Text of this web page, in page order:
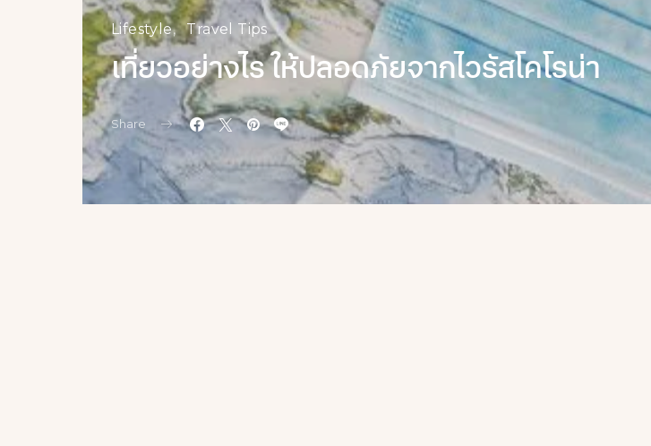
Lifestyle Travel Tips
เที่ยวอย่างไร ให้ปลอดภัยจากไวรัสโคโรน่า
Share